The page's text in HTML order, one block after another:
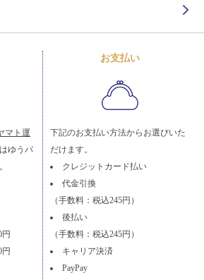
マト運
ゆうパ
お支払い
下記のお支払い方法からお選びいた
だけます。
クレジットカード払い
代金引換
（手数料：税込245円）
後払い
（手数料：税込245円）
キャリア決済
PayPay